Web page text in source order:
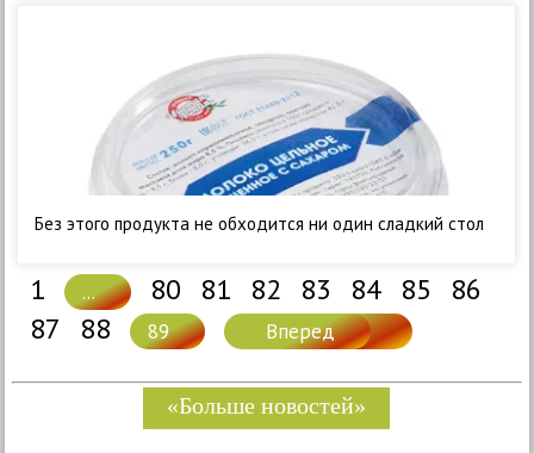
Без этого продукта не обходится ни один сладкий стол
1 ... 80 81 82 83 84 85
86
87
88 89 Вперед
«Больше новостей»